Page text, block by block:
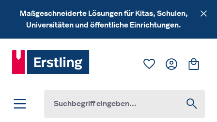
Zum Hauptinhalt springen
Maßgeschneiderte Lösungen für Kitas, Schulen,
Universitäten und öffentliche Einrichtungen.
Du hast 0